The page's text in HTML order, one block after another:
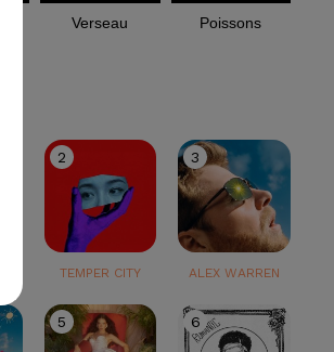
Verseau Poissons
2
TEMPER CITY
3
ALEX WARREN
5 6